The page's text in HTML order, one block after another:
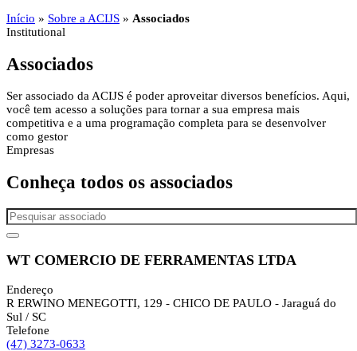
Início » Sobre a ACIJS » Associados
Institutional
Associados
Ser associado da ACIJS é poder aproveitar diversos benefícios. Aqui,
você tem acesso a soluções para tornar a sua empresa mais
competitiva e a uma programação completa para se desenvolver
como gestor
Empresas
Conheça todos os associados
WT COMERCIO DE FERRAMENTAS LTDA
Endereço
R ERWINO MENEGOTTI, 129 - CHICO DE PAULO - Jaraguá do
Sul / SC
Telefone
(47) 3273-0633